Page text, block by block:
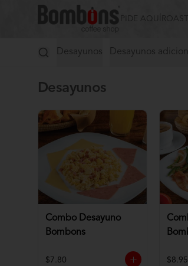
PIDE AQUÍ
Desayunos Desayunos
Desayunos
Combo Desayuno
Bombons
$7.80 $8.95